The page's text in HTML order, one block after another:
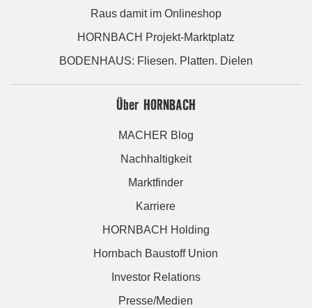
Raus damit im Onlineshop
HORNBACH Projekt-Marktplatz
BODENHAUS: Fliesen. Platten. Dielen
Über HORNBACH
MACHER Blog
Nachhaltigkeit
Marktfinder
Karriere
HORNBACH Holding
Hornbach Baustoff Union
Investor Relations
Presse/Medien